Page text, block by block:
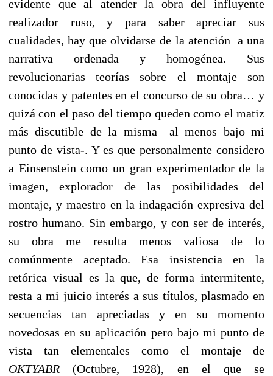
evidente que al atender la obra del influyente
realizador ruso, y para saber apreciar sus
cualidades, hay que olvidarse de la atención a una
narrativa ordenada y homogénea. Sus
revolucionarias teorías sobre el montaje son
conocidas y patentes en el concurso de su obra… y
quizá con el paso del tiempo queden como el matiz
más discutible de la misma –al menos bajo mi
punto de vista-. Y es que personalmente considero
a Einsenstein como un gran experimentador de la
imagen, explorador de las posibilidades del
montaje, y maestro en la indagación expresiva del
rostro humano. Sin embargo, y con ser de interés,
su obra me resulta menos valiosa de lo
comúnmente aceptado. Esa insistencia en la
retórica visual es la que, de forma intermitente,
resta a mi juicio interés a sus títulos, plasmado en
secuencias tan apreciadas y en su momento
novedosas en su aplicación pero bajo mi punto de
vista tan elementales como el montaje de
OKTYABR (Octubre, 1928), en el que se